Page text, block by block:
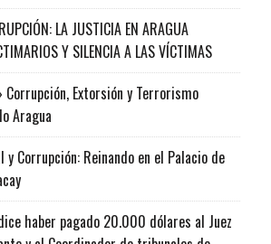
LA JUSTICIA EN ARAGUA
Y SILENCIA A LAS VÍCTIMAS
Corrupción, Extorsión y Terrorismo
Aragua
Corrupción: Reinando en el Palacio de
haber pagado 20.000 dólares al Juez